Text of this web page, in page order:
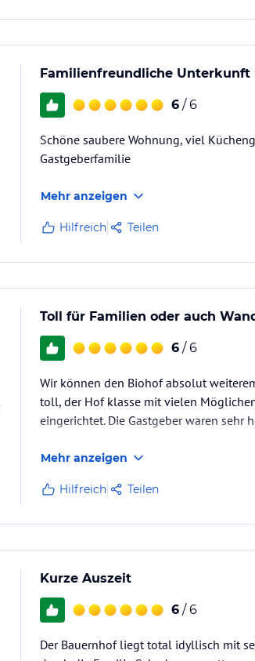
Familienfreundliche
6 / 6
Schöne saubere Wohnung, viel
Gastgeberfamilie
Mehr anzeigen
Hilfreich Teilen
Toll für Familien oder auch
6 / 6
Wir können den Biohof absolut
toll, der Hof klasse mit vielen
eingerichtet. Die Gastgeber waren sehr
Mehr anzeigen
Hilfreich Teilen
Kurze Auszeit
6 / 6
Der Bauernhof liegt total idyllisch mit